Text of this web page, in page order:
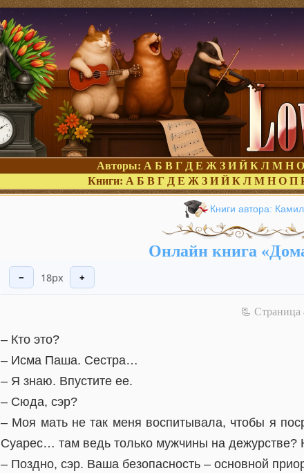
Авторы: А Б В Г Д Е Ж З И Й К Л М Н О
Книги: А Б В Г Д Е Ж З И Й К Л М Н О П
Книги автора:
Онлайн книга
− 18px +
📃 Cтраница
– Кто это?
– Исма Паша. Сестра…
– Я знаю. Впустите ее.
– Сюда, сэр?
– Моя мать не так меня воспитывала, чтобы я
Суарес… там ведь только мужчины на
– Поздно, сэр. Ваша безопасность – основной